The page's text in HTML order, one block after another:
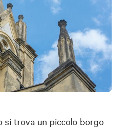
si trova un piccolo borgo